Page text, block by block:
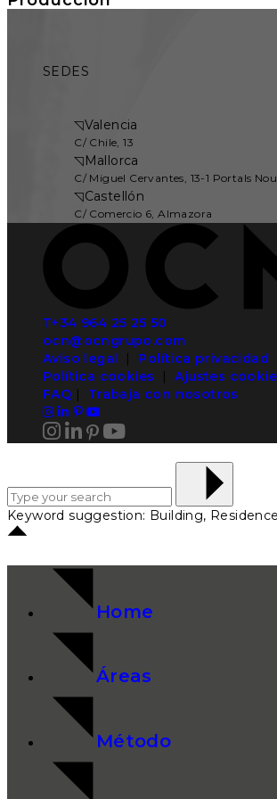
SEDES
◹Valencia
C/ Chile, 13
◹Mallorca
C/ Miguel Cervantes, 13-1 Portals
◹Castellón
C/ Comercio 6, Almazora
T+34 964 25 25 50
ocn@ocngrupo.com
Aviso legal
Política privacidad
Política cookies |Ajustes
FAQ
Trabaja con nosotros
Keyword suggestion: Building, Residence
Home
Áreas
Método